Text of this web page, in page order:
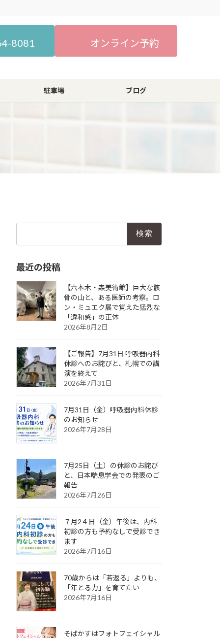
8081 オンライン予約
駐車場 ブログ
最近の投稿
【六本木・森美術館】巨大な骸
骨の山と、ある医師の考察。ロ
ン・ミュエク展で覚えた猛烈な
「違和感」の正体
2026年8月2日
【ご報告】7月31日 呼吸器内科
休診へのお詫びと、札幌での講
演を終えて
2026年7月31日
7月31日（金）呼吸器内科休診
のお知らせ
2026年7月28日
7月25日（土）の休診のお詫び
と、日本喘息学会での発表のご
報告
2026年7月26日
７月2４日（金）午後は、内科
初診の方も予約なしで受診でき
ます
2026年7月16日
70歳からは「若返る」よりも、
「年とる力」を育てたい
2026年7月16日
そばかすはフォトフェイシャル